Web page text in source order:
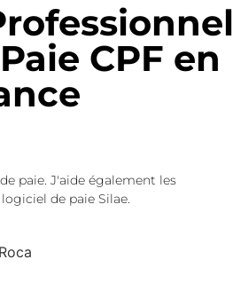
CPF en
paie. J'aide également les
de paie Silae.